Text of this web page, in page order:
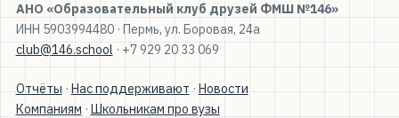
АНО «Образовательный клуб друзей ФМШ №146»
ИНН 5903994480 · Пермь, ул. Боровая, 24а
club@146.school · +7 929 20 33 069
Отчёты · Нас поддерживают · Новости
Компаниям · Школьникам про вузы